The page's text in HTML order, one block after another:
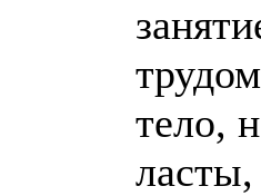
тело,
ласты,